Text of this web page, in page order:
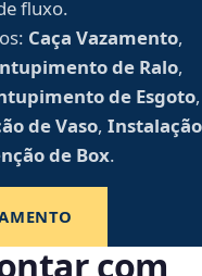
fluxo.
Caça Vazamento,
de Ralo,
de Esgoto,
de Vaso, Instalação
de Box.
com